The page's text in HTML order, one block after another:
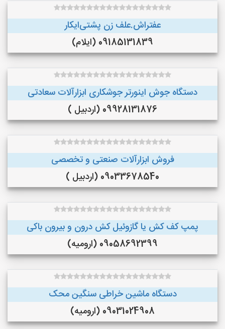
عفتراش.علف زن پشتی‌ایکار
09185131839 (ایلام)
دستگاه جوش اینورتر جوشکاری ابزارآلات سعادتی
09928131876 (اردبیل )
فروش ابزارآلات صنعتی و تخصصی
09033678540 (اردبیل )
پمپ کف کش یا گازوئیل کش درون و بیرون باکی
09058692399 (ارومیه)
دستگاه ماشین خراطی سنگین محک
09031024908 (ارومیه)